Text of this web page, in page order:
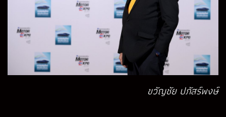
ขวัญชัย ปภัสร์พงษ์